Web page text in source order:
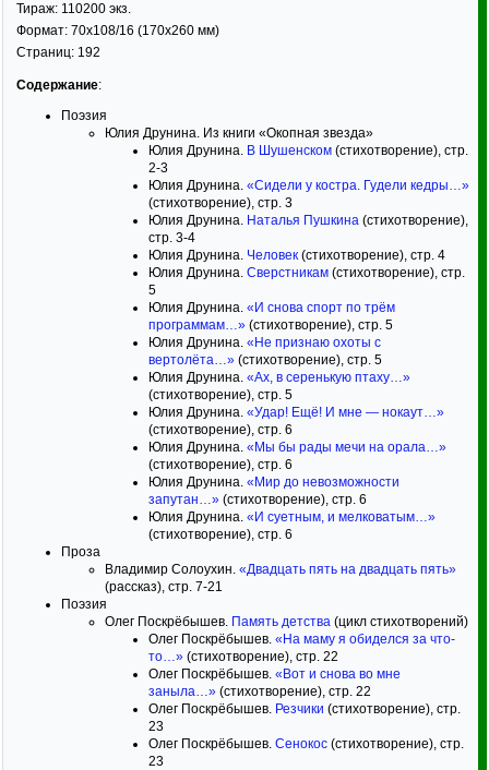
Тираж: 110200 экз.
Формат: 70x108/16 (170x260 мм)
Страниц: 192
Содержание:
Поэзия
Юлия Друнина. Из книги «Окопная звезда»
Юлия Друнина. В Шушенском (стихотворение), стр.
2-3
Юлия Друнина. «Сидели у костра. Гудели кедры…»
(стихотворение), стр. 3
Юлия Друнина. Наталья Пушкина (стихотворение),
стр. 3-4
Юлия Друнина. Человек (стихотворение), стр. 4
Юлия Друнина. Сверстникам (стихотворение), стр.
5
Юлия Друнина. «И снова спорт по трём
программам…» (стихотворение), стр. 5
Юлия Друнина. «Не признаю охоты с
вертолёта…» (стихотворение), стр. 5
Юлия Друнина. «Ах, в серенькую птаху…»
(стихотворение), стр. 5
Юлия Друнина. «Удар! Ещё! И мне — нокаут…»
(стихотворение), стр. 6
Юлия Друнина. «Мы бы рады мечи на орала…»
(стихотворение), стр. 6
Юлия Друнина. «Мир до невозможности
запутан…» (стихотворение), стр. 6
Юлия Друнина. «И суетным, и мелковатым…»
(стихотворение), стр. 6
Проза
Владимир Солоухин. «Двадцать пять на двадцать пять»
(рассказ), стр. 7-21
Поэзия
Олег Поскрёбышев. Память детства (цикл стихотворений)
Олег Поскрёбышев. «На маму я обиделся за что-
то…» (стихотворение), стр. 22
Олег Поскрёбышев. «Вот и снова во мне
заныла…» (стихотворение), стр. 22
Олег Поскрёбышев. Резчики (стихотворение), стр.
23
Олег Поскрёбышев. Сенокос (стихотворение), стр.
23